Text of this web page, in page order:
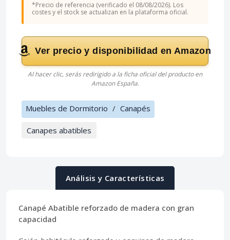
*Precio de referencia (verificado el 08/08/2026). Los
costes y el stock se actualizan en la plataforma oficial.
Ver precio y disponibilidad en Amazon
Al hacer clic, serás redirigido a la ficha oficial del producto en
Amazon España.
Muebles de Dormitorio / Canapés
Canapes abatibles
Análisis y Características
Canapé Abatible reforzado de madera con gran
capacidad